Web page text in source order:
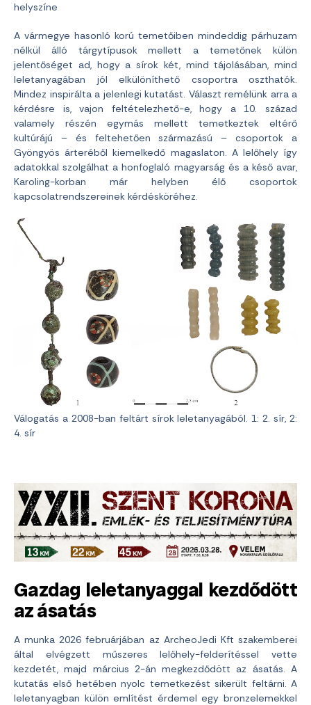
helyszíne
A vármegye hasonló korú temetőiben mindeddig párhuzam
nélkül álló tárgytípusok mellett a temetőnek külön
jelentőséget ad, hogy a sírok két, mind tájolásában, mind
leletanyagában jól elkülöníthető csoportra oszthatók.
Mindez inspirálta a jelenlegi kutatást. Választ remélünk arra a
kérdésre is, vajon feltételezhető-e, hogy a 10. század
valamely részén egymás mellett temetkeztek eltérő
kultúrájú – és feltehetően származású – csoportok a
Gyöngyös árteréből kiemelkedő magaslaton. A lelőhely így
adatokkal szolgálhat a honfoglaló magyarság és a késő avar,
Karoling-korban már helyben élő csoportok
kapcsolatrendszereinek kérdésköréhez.
Válogatás a 2008-ban feltárt sírok leletanyagából. 1: 2. sír, 2:
4. sír
Gazdag leletanyaggal kezdődött
az ásatás
A munka 2026 februárjában az ArcheoJedi Kft szakemberei
által elvégzett műszeres lelőhely-felderítéssel vette
kezdetét, majd március 2-án megkezdődött az ásatás. A
kutatás első hetében nyolc temetkezést sikerült feltárni. A
leletanyagban külön említést érdemel egy bronzelemekkel